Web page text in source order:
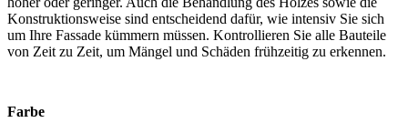
Konstruktionsweise sind entscheidend dafür, wie intensiv Sie sich
um Ihre Fassade kümmern müssen. Kontrollieren Sie alle Bauteile
von Zeit zu Zeit, um Mängel und Schäden frühzeitig zu erkennen.
Farbe